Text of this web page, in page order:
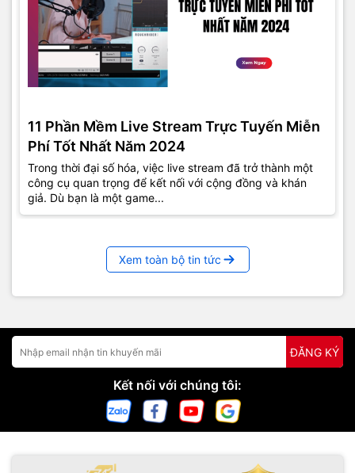
11 Phần Mềm Live Stream Trực Tuyến Miễn
Phí Tốt Nhất Năm 2024
Trong thời đại số hóa, việc live stream đã trở thành một
công cụ quan trọng để kết nối với cộng đồng và khán
giả. Dù bạn là một game...
Xem toàn bộ tin tức
ĐĂNG KÝ
Kết nối với chúng tôi: